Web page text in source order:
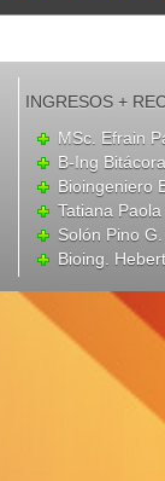
INGRESOS +
MSc. Efrain
B-Ing
Bioingeniero
Tatiana Paola
Solón Pino
Bioing.